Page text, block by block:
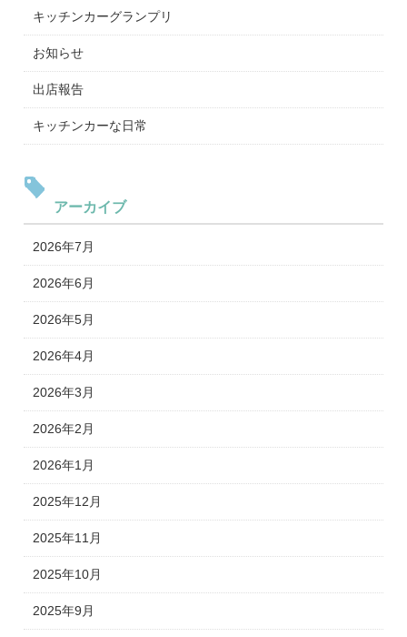
キッチンカーグランプリ
お知らせ
出店報告
キッチンカーな日常
アーカイブ
2026年7月
2026年6月
2026年5月
2026年4月
2026年3月
2026年2月
2026年1月
2025年12月
2025年11月
2025年10月
2025年9月